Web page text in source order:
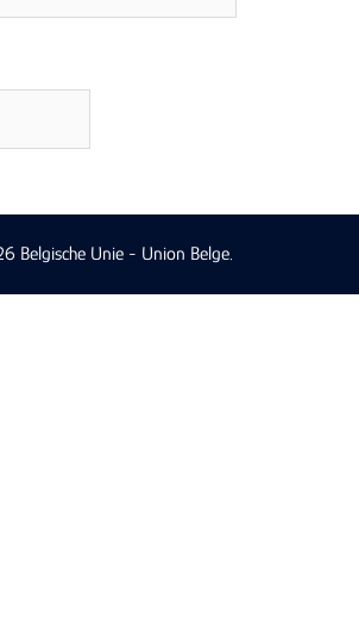
Belgische Unie - Union Belge.